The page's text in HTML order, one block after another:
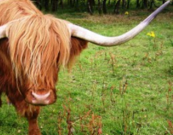
LIRE LA SUITE